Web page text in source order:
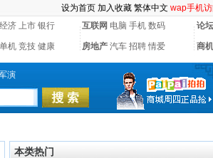
设为首页 加入收藏 繁体中文 wap手机
经济 上市 银行 互联网 电脑 手机 数码 论坛
单机 竞技 健康 房地产 汽车 招聘 情爱 商机
演
本类热门